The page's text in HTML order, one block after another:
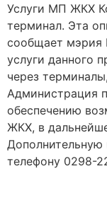
Услуги МП ЖКХ
терминал. Эта
сообщает мэрия
услуги данного
через
Администрация
обеспечению
ЖКХ, в
телефону 0298-